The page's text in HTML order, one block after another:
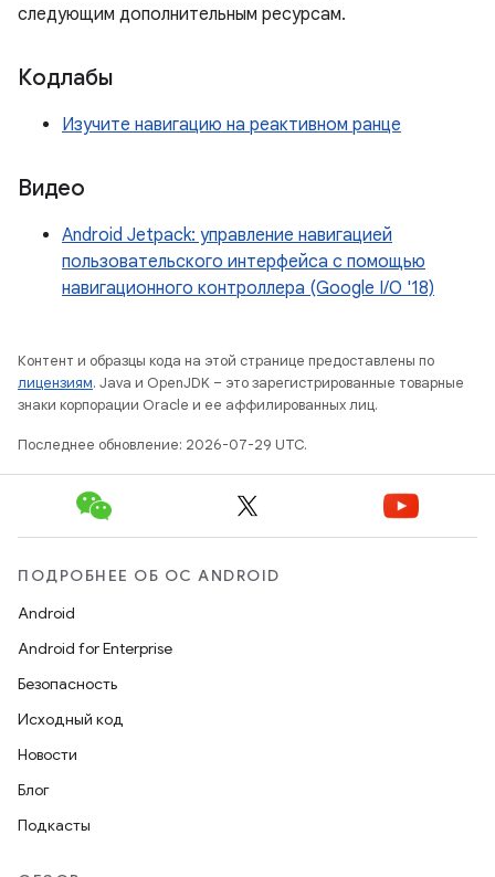
следующим дополнительным ресурсам.
Кодлабы
Изучите навигацию на реактивном ранце
Видео
Android Jetpack: управление навигацией
пользовательского интерфейса с помощью
навигационного контроллера (Google I/O '18)
Контент и образцы кода на этой странице предоставлены по
лицензиям. Java и OpenJDK – это зарегистрированные товарные
знаки корпорации Oracle и ее аффилированных лиц.
Последнее обновление: 2026-07-29 UTC.
ПОДРОБНЕЕ ОБ ОС ANDROID
Android
Android for Enterprise
Безопасность
Исходный код
Новости
Блог
Подкасты